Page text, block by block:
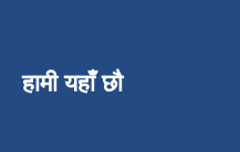
हामी यहाँ छौ